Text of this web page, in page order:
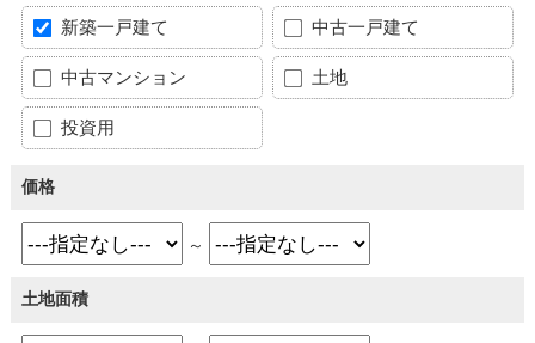
新築一戸建て 中古一戸建て
中古マンション 土地
投資用
価格
～
土地面積